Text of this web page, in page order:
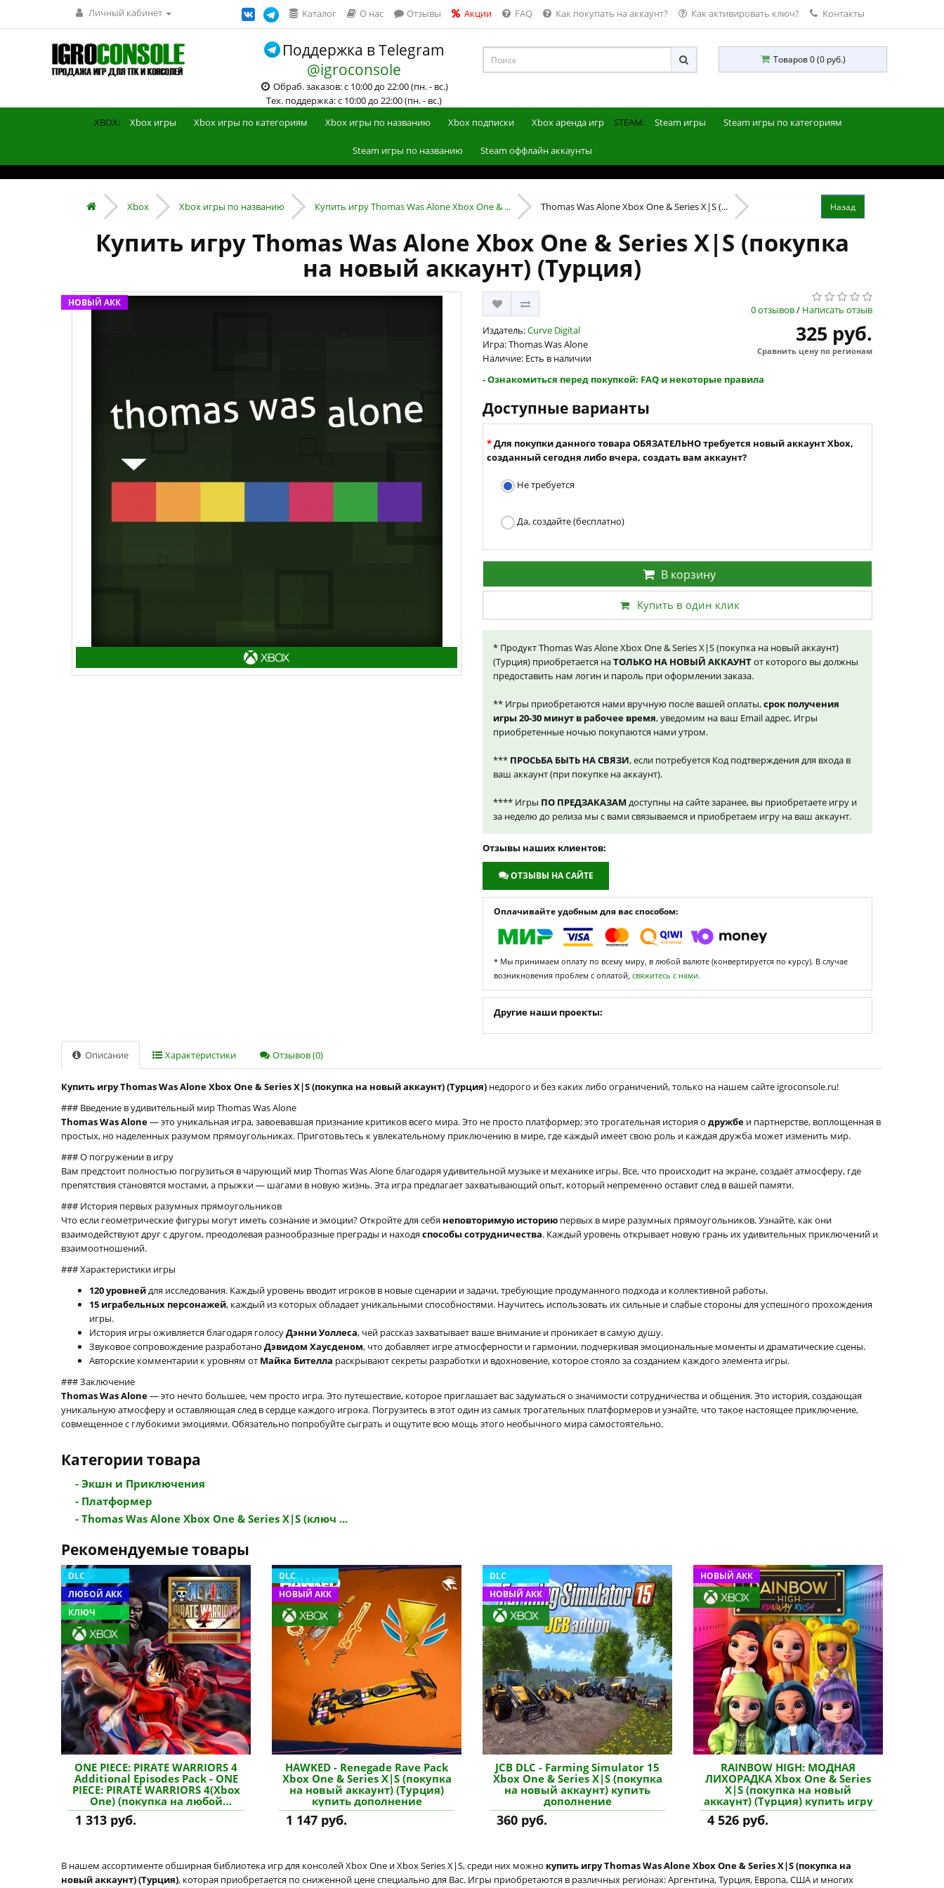
Личный кабинет Каталог О нас Отзывы Акции FAQ Как покупать на аккаунт? Как активировать ключ? Контакты
Поддержка в Telegram
@igroconsole
Обраб. заказов: с 10:00 до 22:00 (пн. - вс.)
Тех. поддержка: с 10:00 до 22:00 (пн. - вс.)
Товаров 0 (0 руб.)
XBOX: Xbox игры Xbox игры по категориям Xbox игры по названию Xbox подписки Xbox аренда игр STEAM: Steam игры Steam игры по категориям
Steam игры по названию Steam оффлайн аккаунты
Xbox Xbox игры по названию Купить игру Thomas Was Alone Xbox One & ... Thomas Was Alone Xbox One & Series X|S (...
Купить игру Thomas Was Alone Xbox One & Series X|S (покупка
на новый аккаунт) (Турция)
НОВЫЙ АКК
0 отзывов/ Написать отзыв
Издатель:Curve Digital
Игра: Thomas Was Alone
Наличие: Есть в наличии
325 руб.
Сравнить цену по регионам
- Ознакомиться перед покупкой: FAQ и некоторые правила
Доступные варианты
Для покупки данного товара ОБЯЗАТЕЛЬНО требуется новый аккаунт Xbox,
созданный сегодня либо вчера, создать вам аккаунт?
Не требуется
Да, создайте (бесплатно)
В корзину
Купить в один клик
* Продукт Thomas Was Alone Xbox One & Series X|S (покупка на новый аккаунт)
(Турция) приобретается наТОЛЬКО НА НОВЫЙ АККАУНТот которого вы должны
предоставить нам логин и пароль при оформлении заказа.
** Игры приобретаются нами вручную после вашей оплаты,срок получения
игры 20-30 минут в рабочее время, уведомим на ваш Email адрес. Игры
приобретенные ночью покупаются нами утром.
*** ПРОСЬБА БЫТЬ НА СВЯЗИ, если потребуется Код подтверждения для входа в
ваш аккаунт (при покупке на аккаунт).
**** Игры ПО ПРЕДЗАКАЗАМ доступны на сайте заранее, вы приобретаете игру и
за неделю до релиза мы с вами связываемся и приобретаем игру на ваш аккаунт.
Отзывы наших клиентов:
ОТЗЫВЫ НА САЙТЕ
Оплачивайте удобным для вас способом:
* Мы принимаем оплату по всему миру, в любой валюте (конвертируется по курсу). В случае
возникновения проблем с оплатой, свяжитесь с нами.
Другие наши проекты:
Описание Характеристики Отзывов (0)
Купить игру Thomas Was Alone Xbox One & Series X|S (покупка на новый аккаунт) (Турция) недорого и без каких либо ограничений, только на нашем сайте igroconsole.ru!
### Введение в удивительный мир Thomas Was Alone
Thomas Was Alone— это уникальная игра, завоевавшая признание критиков всего мира. Это не просто платформер; это трогательная история о дружбе и партнерстве, воплощенная в
простых, но наделенных разумом прямоугольниках. Приготовьтесь к увлекательному приключению в мире, где каждый имеет свою роль и каждая дружба может изменить мир.
### О погружении в игру
Вам предстоит полностью погрузиться в чарующий мир Thomas Was Alone благодаря удивительной музыке и механике игры. Все, что происходит на экране, создаёт атмосферу, где
препятствия становятся мостами, а прыжки — шагами в новую жизнь. Эта игра предлагает захватывающий опыт, который непременно оставит след в вашей памяти.
### История первых разумных прямоугольников
Что если геометрические фигуры могут иметь сознание и эмоции? Откройте для себя неповторимую историю первых в мире разумных прямоугольников. Узнайте, как они
взаимодействуют друг с другом, преодолевая разнообразные преграды и находя способы сотрудничества. Каждый уровень открывает новую грань их удивительных приключений и
взаимоотношений.
### Характеристики игры
120 уровнейдля исследования. Каждый уровень вводит игроков в новые сценарии и задачи, требующие продуманного подхода и коллективной работы.
15 играбельных персонажей, каждый из которых обладает уникальными способностями. Научитесь использовать их сильные и слабые стороны для успешного прохождения
игры.
История игры оживляется благодаря голосуДэнни Уоллеса, чей рассказ захватывает ваше внимание и проникает в самую душу.
Звуковое сопровождение разработано Дэвидом Хаусденом, что добавляет игре атмосферности и гармонии, подчеркивая эмоциональные моменты и драматические сцены.
Авторские комментарии к уровням от Майка Бителла раскрывают секреты разработки и вдохновение, которое стояло за созданием каждого элемента игры.
### Заключение
Thomas Was Alone— это нечто большее, чем просто игра. Это путешествие, которое приглашает вас задуматься о значимости сотрудничества и общения. Это история, создающая
уникальную атмосферу и оставляющая след в сердце каждого игрока. Погрузитесь в этот один из самых трогательных платформеров и узнайте, что такое настоящее приключение,
совмещенное с глубокими эмоциями. Обязательно попробуйте сыграть и ощутите всю мощь этого необычного мира самостоятельно.
Категории товара
- Экшн и Приключения
- Платформер
- Thomas Was Alone Xbox One & Series X|S (ключ ...
Рекомендуемые товары
DLC
ЛЮБОЙ АКК
КЛЮЧ
ONE PIECE: PIRATE WARRIORS 4
Additional Episodes Pack - ONE
PIECE: PIRATE WARRIORS 4(Xbox
One) (покупка на любой
аккаунт / ключ) (США) купить
дополнение
1 313 руб.
DLC
НОВЫЙ АКК
HAWKED - Renegade Rave Pack
Xbox One & Series X|S (покупка
на новый аккаунт) (Турция)
купить дополнение
1 147 руб.
DLC
НОВЫЙ АКК
JCB DLC - Farming Simulator 15
Xbox One & Series X|S (покупка
на новый аккаунт) купить
дополнение
360 руб.
НОВЫЙ АКК
RAINBOW HIGH: МОДНАЯ
ЛИХОРАДКА Xbox One & Series
X|S (покупка на новый
аккаунт) (Турция) купить игру
4 526 руб.
В нашем ассортименте обширная библиотека игр для консолей Xbox One и Xbox Series X|S, среди них можно купить игру Thomas Was Alone Xbox One & Series X|S (покупка на
новый аккаунт) (Турция), которая приобретается по сниженной цене специально для Вас. Игры приобретаются в различных регионах: Аргентина, Турция, Европа, США и многих